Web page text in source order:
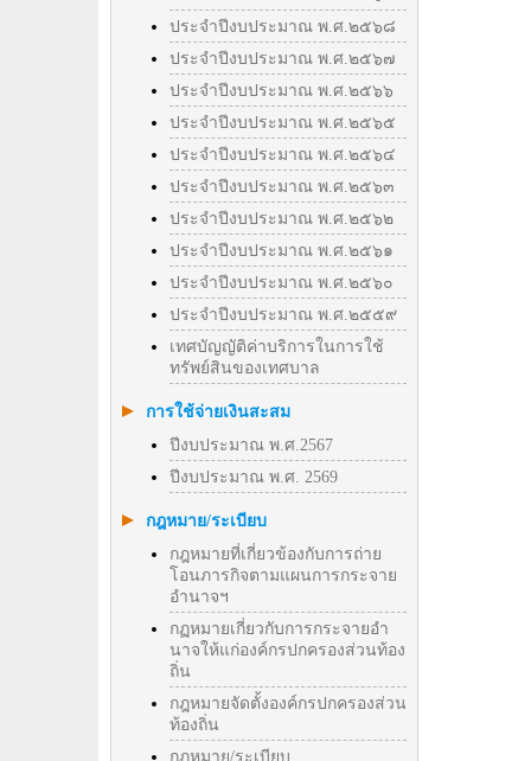
ประจำปีงบประมาณ พ.ศ.๒๕๖๘
ประจำปีงบประมาณ พ.ศ.๒๕๖๗
ประจำปีงบประมาณ พ.ศ.๒๕๖๖
ประจำปีงบประมาณ พ.ศ.๒๕๖๕
ประจำปีงบประมาณ พ.ศ.๒๕๖๔
ประจำปีงบประมาณ พ.ศ.๒๕๖๓
ประจำปีงบประมาณ พ.ศ.๒๕๖๒
ประจำปีงบประมาณ พ.ศ.๒๕๖๑
ประจำปีงบประมาณ พ.ศ.๒๕๖๐
ประจำปีงบประมาณ พ.ศ.๒๕๕๙
เทศบัญญัติค่าบริการในการใช้
ทรัพย์สินของเทศบาล
การใช้จ่ายเงินสะสม
ปีงบประมาณ พ.ศ.2567
ปีงบประมาณ พ.ศ. 2569
กฎหมาย/ระเบียบ
กฎหมายที่เกี่ยวข้องกับการถ่าย
โอนภารกิจตามแผนการกระจาย
อำนาจฯ
กฏหมายเกี่ยวกับการกระจายอำ
นาจให้แก่องค์กรปกครองส่วนท้อง
ถิ่น
กฎหมายจัดตั้งองค์กรปกครองส่วน
ท้องถิ่น
กฎหมาย/ระเบียบ